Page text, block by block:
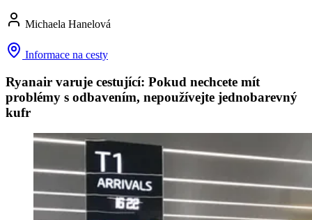
Michaela Hanelová
Informace na cesty
Ryanair varuje cestující: Pokud nechcete mít
problémy s odbavením, nepoužívejte jednobarevný
kufr